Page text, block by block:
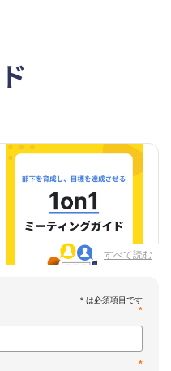
すべて読む
*
*